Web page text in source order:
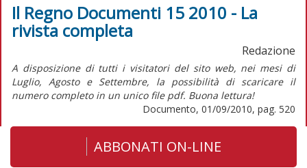
Il Regno Documenti 15 2010 - La
rivista completa
Redazione
A disposizione di tutti i visitatori del sito web, nei mesi di
Luglio, Agosto e Settembre, la possibilità di scaricare il
numero completo in un unico file pdf. Buona lettura!
Documento, 01/09/2010, pag. 520
ABBONATI ON-LINE